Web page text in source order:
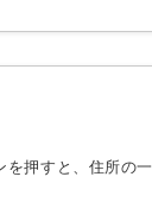
を押すと、住所の